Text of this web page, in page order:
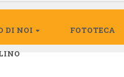
DI NOI FOTOTECA